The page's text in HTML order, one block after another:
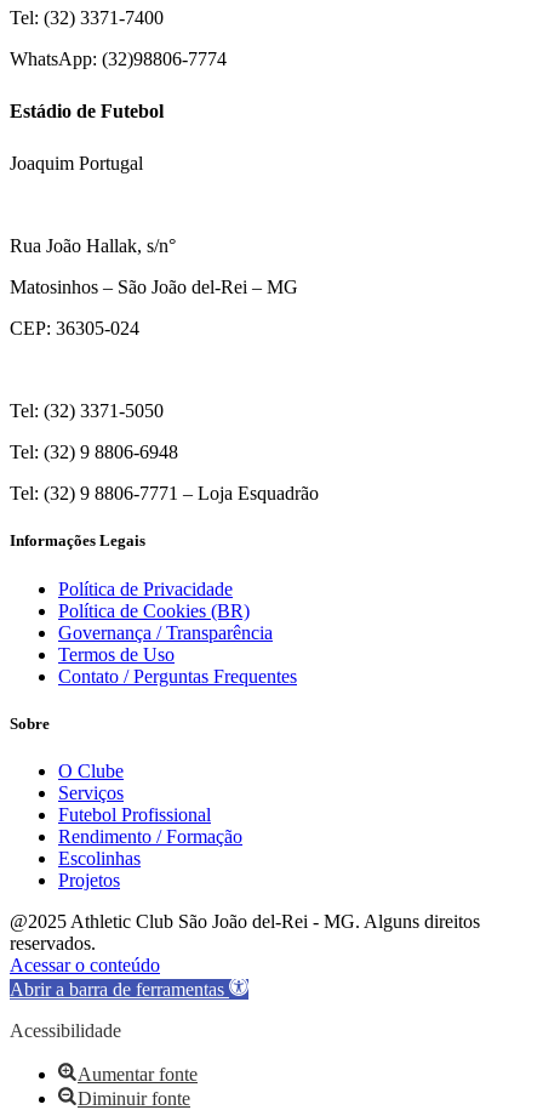
Tel: (32) 3371-7400
WhatsApp: (32)98806-7774
Estádio de Futebol
Joaquim Portugal
Rua João Hallak, s/n°
Matosinhos – São João del-Rei – MG
CEP: 36305-024
Tel: (32) 3371-5050
Tel: (32) 9 8806-6948
Tel: (32) 9 8806-7771 – Loja Esquadrão
Informações Legais
Política de Privacidade
Política de Cookies (BR)
Governança / Transparência
Termos de Uso
Contato / Perguntas Frequentes
Sobre
O Clube
Serviços
Futebol Profissional
Rendimento / Formação
Escolinhas
Projetos
@2025 Athletic Club São João del-Rei - MG. Alguns direitos
reservados.
Acessar o conteúdo
Abrir a barra de ferramentas
Acessibilidade
Aumentar fonte
Diminuir fonte